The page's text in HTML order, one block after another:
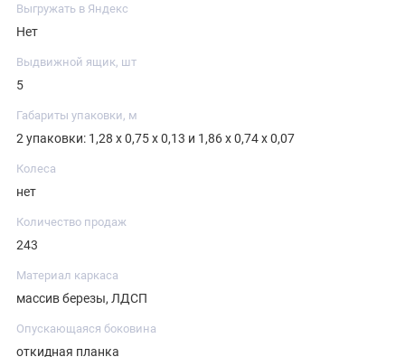
Выгружать в Яндекс
Нет
Выдвижной ящик, шт
5
Габариты упаковки, м
2 упаковки: 1,28 х 0,75 х 0,13 и 1,86 х 0,74 х 0,07
Колеса
нет
Количество продаж
243
Материал каркаса
массив березы, ЛДСП
Опускающаяся боковина
откидная планка